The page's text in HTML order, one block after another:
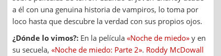
a él con una genuina historia de vampiros, lo toma por
loco hasta que descubre la verdad con sus propios ojos.
¿Dónde lo vimos?: En la película «Noche de miedo» y en
su secuela, «Noche de miedo: Parte 2». Roddy McDowall